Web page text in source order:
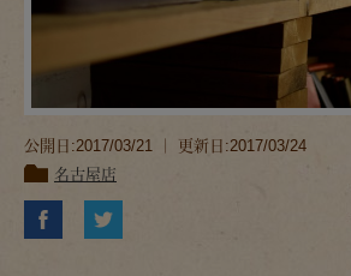
公開日:2017/03/21 ｜ 更新日:2017/03/24
名古屋店